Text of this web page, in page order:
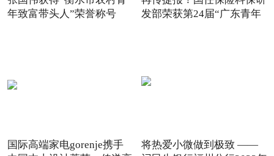
年致富带头人”荣誉称号
发部荣获第24届“广东青年
国际高端家电gorenje携手
将热爱小微做到极致 ——